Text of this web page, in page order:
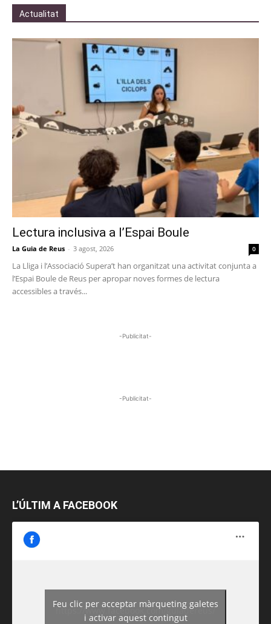
Actualitat
Lectura inclusiva a l’Espai Boule
La Guia de Reus - 3 agost, 2026 0
La Lliga i l’Associació Supera’t han organitzat una activitat conjunta a
l’Espai Boule de Reus per apropar noves formes de lectura
accessibles a través...
-Publicitat-
-Publicitat-
L’ÚLTIM A FACEBOOK
https://www.facebook.com/guiadereus/
Feu clic per acceptar màrqueting galetes
i activar aquest contingut